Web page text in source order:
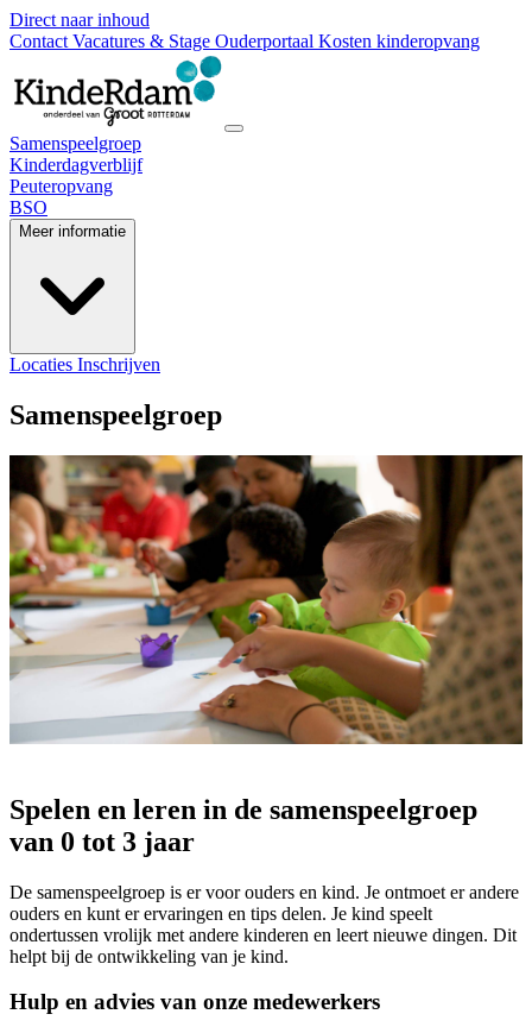
Direct naar inhoud
Contact Vacatures & Stage Ouderportaal Kosten kinderopvang
Samenspeelgroep
Kinderdagverblijf
Peuteropvang
BSO
Meer informatie
Locaties Inschrijven
Samenspeelgroep
Spelen en leren in de samenspeelgroep
van 0 tot 3 jaar
De samenspeelgroep is er voor ouders en kind. Je ontmoet er andere
ouders en kunt er ervaringen en tips delen. Je kind speelt
ondertussen vrolijk met andere kinderen en leert nieuwe dingen. Dit
helpt bij de ontwikkeling van je kind.
Hulp en advies van onze medewerkers